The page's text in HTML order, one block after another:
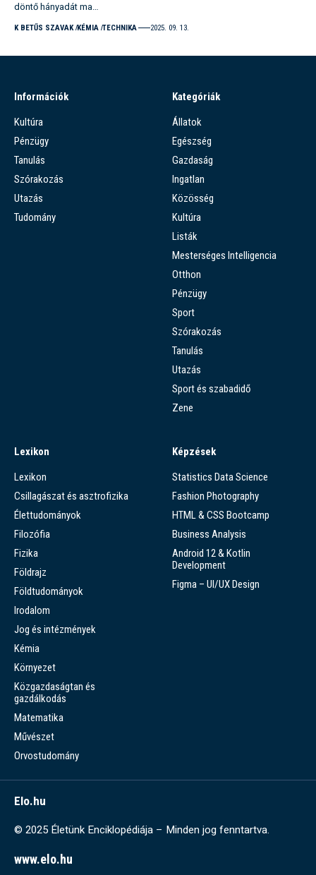
döntő hányadát ma…
K BETŰS SZAVAK KÉMIA TECHNIKA 2025. 09. 13.
Információk
Kultúra
Pénzügy
Tanulás
Szórakozás
Utazás
Tudomány
Kategóriák
Állatok
Egészség
Gazdaság
Ingatlan
Közösség
Kultúra
Listák
Mesterséges Intelligencia
Otthon
Pénzügy
Sport
Szórakozás
Tanulás
Utazás
Sport és szabadidő
Zene
Lexikon
Lexikon
Csillagászat és asztrofizika
Élettudományok
Filozófia
Fizika
Földrajz
Földtudományok
Irodalom
Jog és intézmények
Kémia
Környezet
Közgazdaságtan és
gazdálkodás
Matematika
Művészet
Orvostudomány
Képzések
Statistics Data Science
Fashion Photography
HTML & CSS Bootcamp
Business Analysis
Android 12 & Kotlin
Development
Figma – UI/UX Design
Elo.hu
© 2025 Életünk Enciklopédiája – Minden jog fenntartva.
www.elo.hu